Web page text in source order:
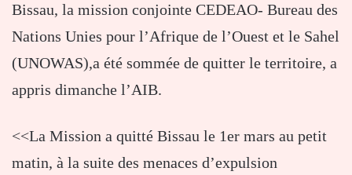
Bissau, la mission conjointe CEDEAO- Bureau des
Nations Unies pour l’Afrique de l’Ouest et le Sahel
(UNOWAS),a été sommée de quitter le territoire, a
appris dimanche l’AIB.
<<La Mission a quitté Bissau le 1er mars au petit
matin, à la suite des menaces d’expulsion